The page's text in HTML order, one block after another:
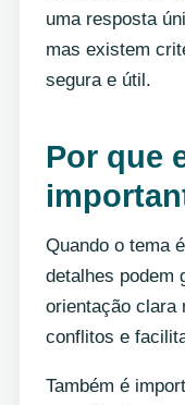
uma resposta
mas existem
segura e útil.
Por que
Quando o tema
detalhes podem
orientação clara
conflitos e
Também é